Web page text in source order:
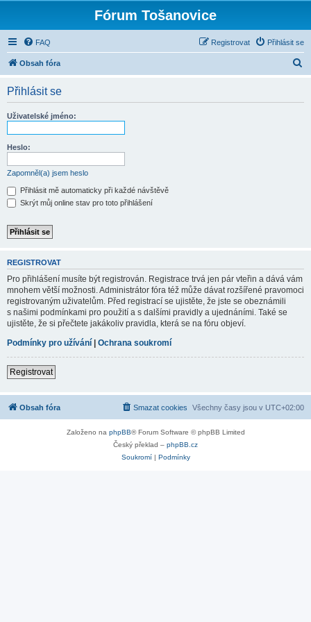
Fórum Tošanovice
FAQ Přihlásit se
Registrovat
Obsah fóra
Přihlásit se
Uživatelské jméno:
Heslo:
Zapomněl(a) jsem heslo
Přihlásit mě automaticky při každé návštěvě
Skrýt můj online stav pro toto přihlášení
REGISTROVAT
Pro přihlášení musíte být registrován. Registrace trvá jen pár vteřin a dává vám
mnohem větší možnosti. Administrátor fóra též může dávat rozšířené pravomoci
registrovaným uživatelům. Před registrací se ujistěte, že jste se obeznámili
s našimi podmínkami pro použití a s dalšími pravidly a ujednáními. Také se
ujistěte, že si přečtete jakákoliv pravidla, která se na fóru objeví.
Podmínky pro užívání | Ochrana soukromí
Registrovat
Obsah fóra Všechny časy jsou v UTC+02:00
Smazat cookies
Založeno na phpBB® Forum Software © phpBB Limited
Český překlad – phpBB.cz
Soukromí| Podmínky